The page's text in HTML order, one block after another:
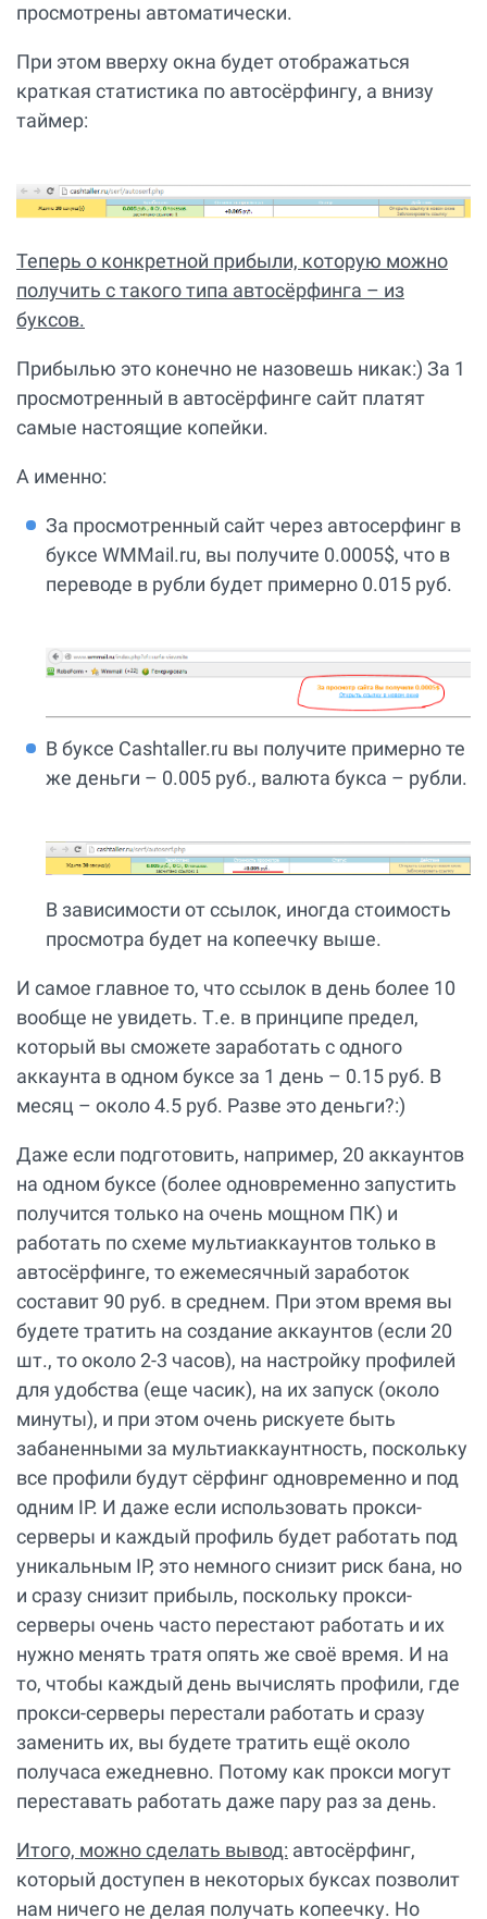
просмотрены автоматически.
При этом вверху окна будет отображаться
краткая статистика по автосёрфингу, а внизу
таймер:
Теперь о конкретной прибыли, которую можно
получить с такого типа автосёрфинга – из
буксов.
Прибылью это конечно не назовешь никак:) За 1
просмотренный в автосёрфинге сайт платят
самые настоящие копейки.
А именно:
За просмотренный сайт через автосерфинг в
буксе WMMail.ru, вы получите 0.0005$, что в
переводе в рубли будет примерно 0.015 руб.
В буксе Сashtaller.ru вы получите примерно те
же деньги – 0.005 руб., валюта букса – рубли.
В зависимости от ссылок, иногда стоимость
просмотра будет на копеечку выше.
И самое главное то, что ссылок в день более 10
вообще не увидеть. Т.е. в принципе предел,
который вы сможете заработать с одного
аккаунта в одном буксе за 1 день – 0.15 руб. В
месяц – около 4.5 руб. Разве это деньги?:)
Даже если подготовить, например, 20 аккаунтов
на одном буксе (более одновременно запустить
получится только на очень мощном ПК) и
работать по схеме мультиаккаунтов только в
автосёрфинге, то ежемесячный заработок
составит 90 руб. в среднем. При этом время вы
будете тратить на создание аккаунтов (если 20
шт., то около 2-3 часов), на настройку профилей
для удобства (еще часик), на их запуск (около
минуты), и при этом очень рискуете быть
забаненными за мультиаккаунтность, поскольку
все профили будут сёрфинг одновременно и под
одним IP. И даже если использовать прокси-
серверы и каждый профиль будет работать под
уникальным IP, это немного снизит риск бана, но
и сразу снизит прибыль, поскольку прокси-
серверы очень часто перестают работать и их
нужно менять тратя опять же своё время. И на
то, чтобы каждый день вычислять профили, где
прокси-серверы перестали работать и сразу
заменить их, вы будете тратить ещё около
получаса ежедневно. Потому как прокси могут
переставать работать даже пару раз за день.
Итого, можно сделать вывод: автосёрфинг,
который доступен в некоторых буксах позволит
нам ничего не делая получать копеечку. Но